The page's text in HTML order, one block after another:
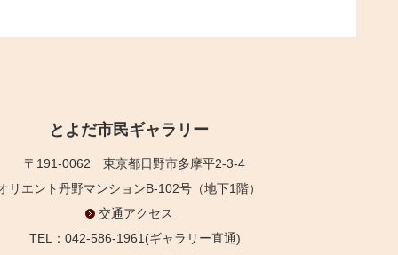
とよだ市民ギャラリー
〒191-0062 東京都日野市多摩平2-3-4
リエント丹野マンションB-102号（地下1階）
交通アクセス
TEL：042-586-1961(ギャラリー直通)